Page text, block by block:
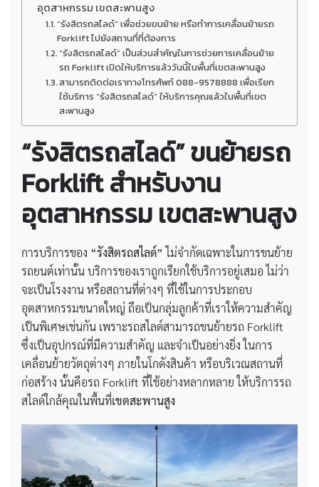
อุตสาหกรรม เขตสะพานสูง
“รังสิตรถสไลด์” เพื่อช่วยขนย้าย หรือทำการเคลื่อนย้ายรถ
Forklift ไปยังสถานที่ที่ต้องการ
“รังสิตรถสไลด์” เป็นส่วนสำคัญในการช่วยการเคลื่อนย้าย
รถ Forklift เปิดให้บริการแล้ววันนี้ในพื้นที่เขตสะพานสูง
สามารถติดต่อเราทางโทรศัพท์ 088-9578888 เพื่อเรียก
ใช้บริการ “รังสิตรถสไลด์” ให้บริการคุณแล้วในพื้นที่เขต
สะพานสูง
“รังสิตรถสไลด์” ขนย้ายรถ
Forklift สำหรับงาน
อุตสาหกรรม เขตสะพานสูง
การบริการของ “รังสิตรถสไลด์”ไม่จำกัดเฉพาะในการขนย้าย
รถยนต์เท่านั้น บริการของเราถูกเรียกใช้บริการอยู่เสมอ ไม่ว่า
จะเป็นโรงงาน หรือสถานที่ต่างๆ ที่ใช้ในการประกอบ
อุตสาหกรรมขนาดใหญ่ ถือเป็นกลุ่มลูกค้าที่เราให้ความสำคัญ
เป็นพิเศษเช่นกัน เพราะรถสไลด์สามารถขนย้ายรถ Forklift
ซึ่งเป็นอุปกรณ์ที่มีความสำคัญ และจำเป็นอย่างยิ่ง ในการ
เคลื่อนย้ายวัตถุต่างๆ ภายในโกดังสินค้า หรือบริเวณสถานที่
ก่อสร้าง นั้นคือรถ Forklift ที่ใช้อย่างหลากหลาย ให้บริการรถ
สไลด์ใกล้คุณในพื้นที่เขตสะพานสูง